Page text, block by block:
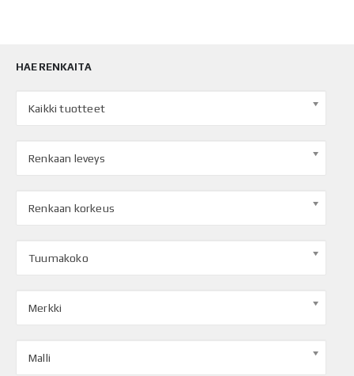
HAE RENKAITA
Kaikki tuotteet
Renkaan leveys
Renkaan korkeus
Tuumakoko
Merkki
Malli